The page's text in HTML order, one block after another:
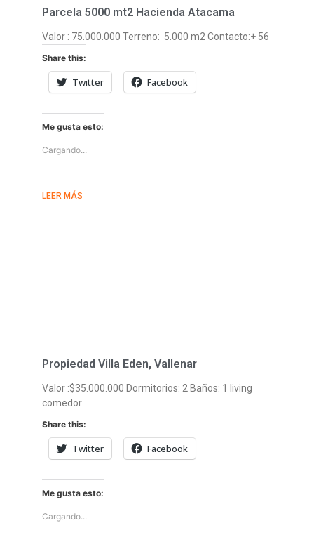
Parcela 5000 mt2 Hacienda Atacama
Valor : 75.000.000 Terreno: 5.000 m2 Contacto:+ 56
Share this:
Twitter Facebook
Me gusta esto:
Cargando...
LEER MÁS
Propiedad Villa Eden, Vallenar
Valor :$35.000.000 Dormitorios: 2 Baños: 1 living
comedor
Share this:
Twitter Facebook
Me gusta esto:
Cargando...